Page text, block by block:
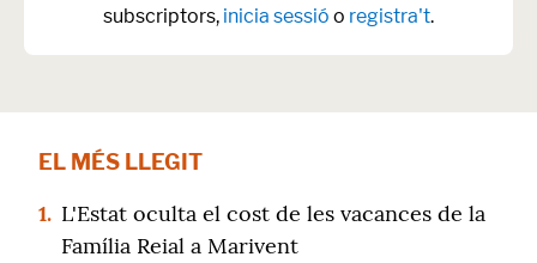
subscriptors, inicia sessió o registra't.
EL MÉS LLEGIT
1. L'Estat oculta el cost de les vacances de la
Família Reial a Marivent